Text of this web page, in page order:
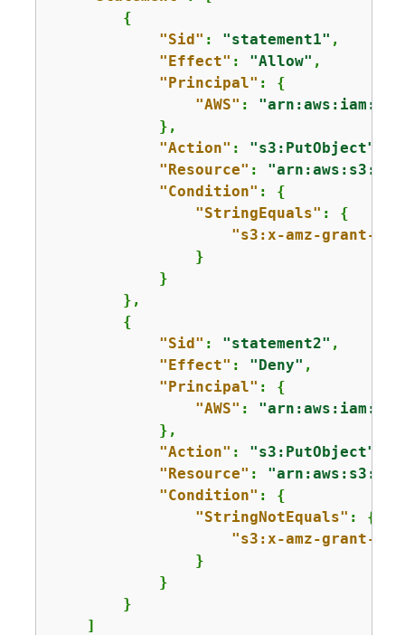
{
"Sid" : "statement1" ,
"Effect" : "Allow" ,
"Principal" : {
"AWS" : "arn:aws:iam::
            },
"Action" : "s3:PutObject"
"Resource" : "arn:aws:s3:::
"Condition" : {
"StringEquals" : {
"s3:x-amz-grant-
                }
            }
        },
{
"Sid" : "statement2" ,
"Effect" : "Deny" ,
"Principal" : {
"AWS" : "arn:aws:iam::
            },
"Action" : "s3:PutObject"
"Resource" : "arn:aws:s3:::
"Condition" : {
"StringNotEquals" : {
"s3:x-amz-grant-
                }
            }
        }
    ]